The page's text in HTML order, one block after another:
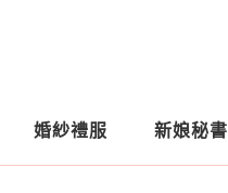
婚紗禮服 新娘秘書